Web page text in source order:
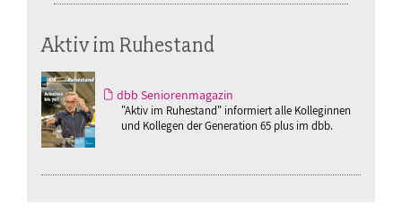
Aktiv im Ruhestand
dbb Seniorenmagazin
"Aktiv im Ruhestand" informiert alle Kolleginnen
und Kollegen der Generation 65 plus im dbb.